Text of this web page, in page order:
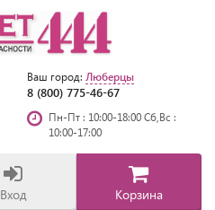
Ваш город: Люберцы
8 (800) 775-46-67
Пн-Пт : 10:00-18:00 Сб,Вс :
10:00-17:00
Вход Корзина